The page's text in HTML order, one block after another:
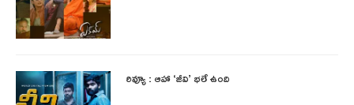
రివ్యూ : ఆహా ‘జీవి’ భలే ఉంది